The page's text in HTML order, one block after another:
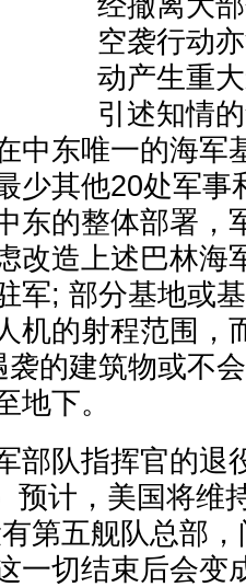
空袭行动
动产生重
引述知情
中东唯一的海军
少其他20处军事
东的整体部署，
改造上述巴林海
军; 部分基地或
机的射程范围，
的建筑物或不
地下。
部队指挥官的退
预计，美国将维
第五舰队总部
一切结束后会变